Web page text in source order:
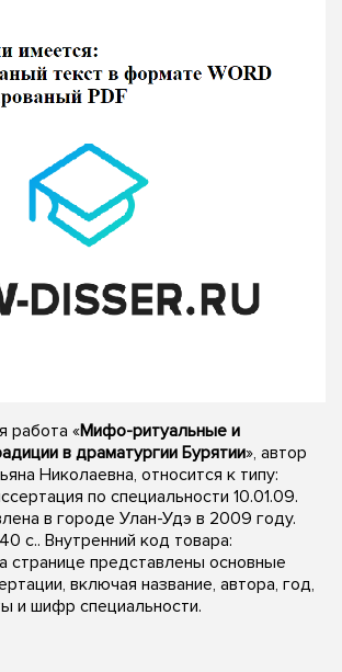
работа «Мифо-ритуальные и
в драматургии Бурятии», автор
Николаевна, относится к типу:
по специальности 10.01.09.
в городе Улан-Удэ в 2009 году.
с.. Внутренний код товара:
представлены основные
включая название, автора, год,
и шифр специальности.